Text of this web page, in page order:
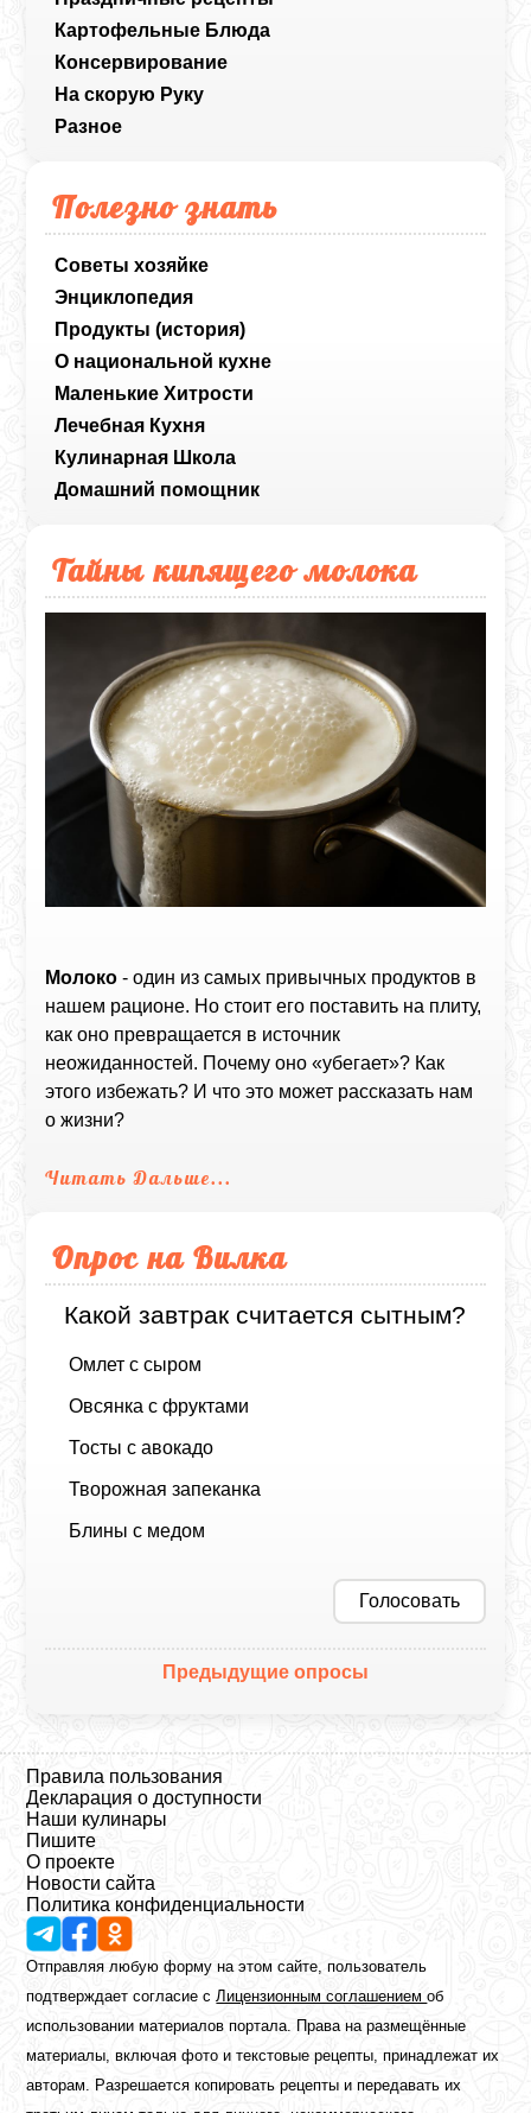
Картофельные Блюда
Консервирование
На скорую Руку
Разное
Полезно знать
Советы хозяйке
Энциклопедия
Продукты (история)
О национальной кухне
Маленькие Хитрости
Лечебная Кухня
Кулинарная Школа
Домашний помощник
Тайны кипящего молока
Молоко - один из самых привычных продуктов в
нашем рационе. Но стоит его поставить на плиту,
как оно превращается в источник
неожиданностей. Почему оно «убегает»? Как
этого избежать? И что это может рассказать нам
о жизни?
Читать Дальше...
Опрос на Вилка
Какой завтрак считается сытным?
Омлет с сыром
Овсянка с фруктами
Тосты с авокадо
Творожная запеканка
Блины с медом
Голосовать
Предыдущие опросы
Правила пользования
Декларация о доступности
Наши кулинары
Пишите
О проекте
Новости сайта
Политика конфиденциальности
Отправляя любую форму на этом сайте, пользователь
подтверждает согласие сЛицензионным соглашениемоб
использовании материалов портала. Права на размещённые
материалы, включая фото и текстовые рецепты, принадлежат их
авторам. Разрешается копировать рецепты и передавать их